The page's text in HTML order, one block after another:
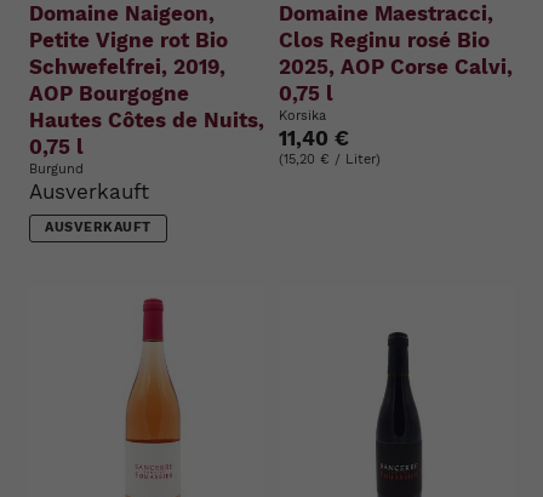
Domaine Naigeon,
Petite Vigne rot Bio
Schwefelfrei, 2019,
AOP Bourgogne
Hautes Côtes de Nuits,
0,75 l
Burgund
Ausverkauft
AUSVERKAUFT
Domaine Maestracci,
Clos Reginu rosé Bio
2025, AOP Corse Calvi,
0,75 l
Korsika
11,40 €
(15,20 € / Liter)